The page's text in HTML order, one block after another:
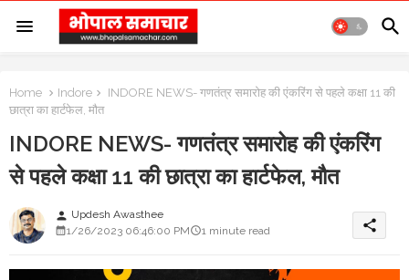
Home Indore
INDORE NEWS- गणतंत्र समारोह की एंकरिंग से पहले कक्षा 11 की
छात्रा का हार्टफेल, मौत
INDORE NEWS- गणतंत्र समारोह की एंकरिंग
से पहले कक्षा 11 की छात्रा का हार्टफेल, मौत
person Updesh Awasthee
1/26/2023 06:46:00 PM
1 minute read share